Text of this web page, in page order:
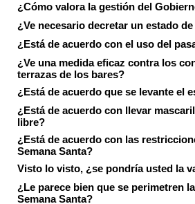
¿Cómo valora la gestión del
¿Ve necesario decretar un estado
¿Está de acuerdo con el uso del
¿Ve una medida eficaz contra los
terrazas de los bares?
¿Está de acuerdo que se levante el
¿Está de acuerdo con llevar
libre?
¿Está de acuerdo con las
Semana Santa?
Visto lo visto, ¿se pondría usted la
¿Le parece bien que se perimetren
Semana Santa?